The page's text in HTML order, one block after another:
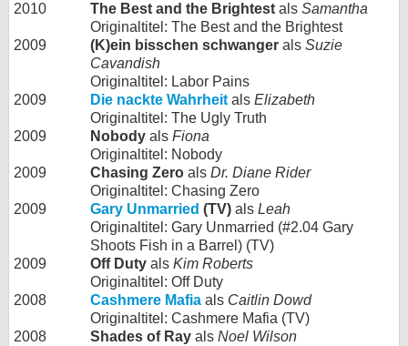
2010
The Best and the Brightest als Samantha
Originaltitel: The Best and the Brightest
2009
(K)ein bisschen schwanger als Suzie
Cavandish
Originaltitel: Labor Pains
2009
Die nackte Wahrheitals Elizabeth
Originaltitel: The Ugly Truth
2009
Nobody als Fiona
Originaltitel: Nobody
2009
Chasing Zero als Dr. Diane Rider
Originaltitel: Chasing Zero
2009
Gary Unmarried (TV) als Leah
Originaltitel: Gary Unmarried (#2.04 Gary
Shoots Fish in a Barrel) (TV)
2009
Off Duty als Kim Roberts
Originaltitel: Off Duty
2008
Cashmere Mafia als Caitlin Dowd
Originaltitel: Cashmere Mafia (TV)
2008
Shades of Ray als Noel Wilson